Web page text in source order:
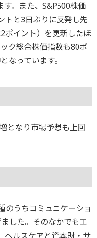
。また、S&P500株価
トと3日ぶりに反発し先
ポイント）を更新したほ
ク総合株価指数も80ポ
なっています。
となり市場予想も上回
のうちコミュニケーショ
した。そのなかでもエ
ヘルスケアと資本財・サ